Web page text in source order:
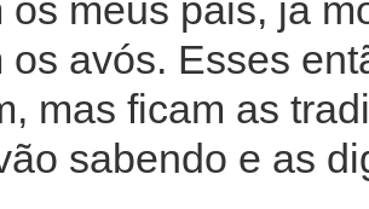
os meus pais, já
os avós. Esses
mas ficam as
sabendo e as